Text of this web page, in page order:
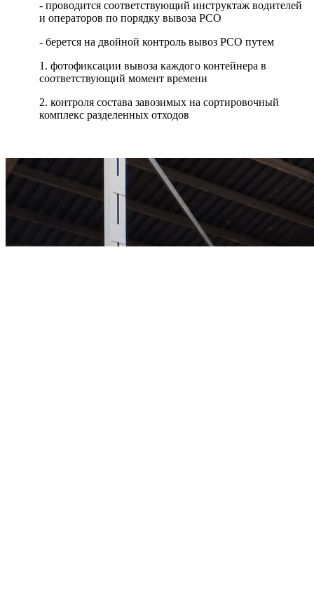
- проводится соответствующий инструктаж водителей
и операторов по порядку вывоза РСО
- берется на двойной контроль вывоз РСО путем
1. фотофиксации вывоза каждого контейнера в
соответствующий момент времени
2. контроля состава завозимых на сортировочный
комплекс разделенных отходов